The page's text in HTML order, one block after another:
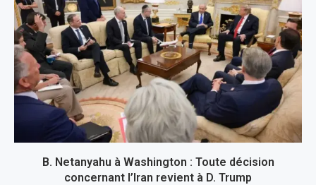
B. Netanyahu à Washington : Toute décision
concernant l’Iran revient à D. Trump